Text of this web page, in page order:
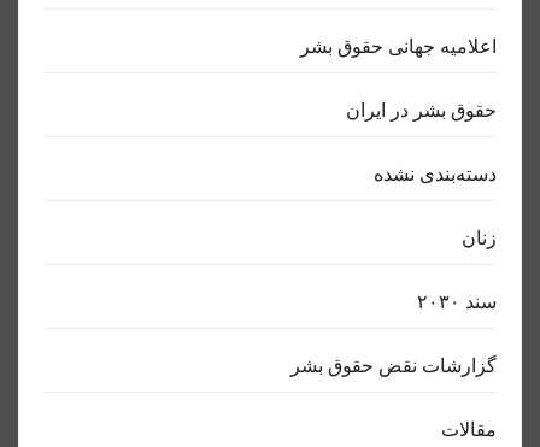
اعلاميه جهانی حقوق بشر
حقوق بشر در ایران
دسته‌بندی نشده
زنان
سند ٢٠٣٠
گزارشات نقض حقوق بشر
مقالات